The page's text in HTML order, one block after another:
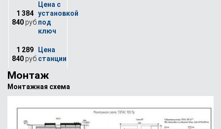
1 384
840 руб.
1 289
840руб.
Монтаж
Монтажная схема